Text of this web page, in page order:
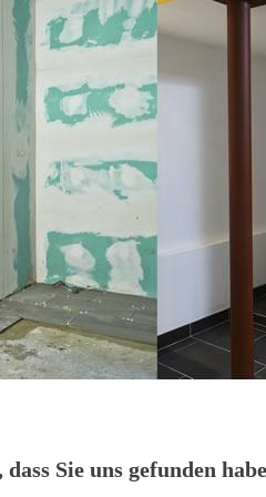
Sie uns gefunden